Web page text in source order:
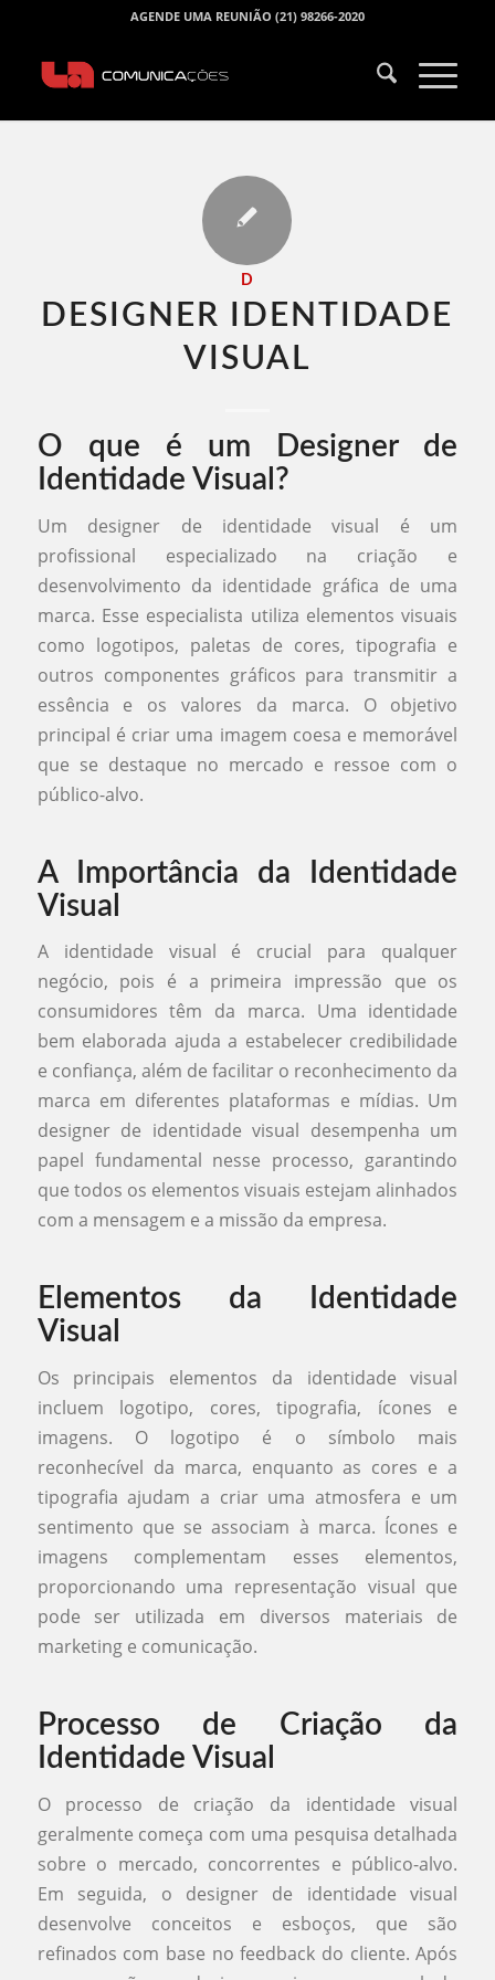
AGENDE UMA REUNIÃO (21) 98266-2020
D
DESIGNER IDENTIDADE
VISUAL​
O que é um Designer de
Identidade Visual?
Um designer de identidade visual é um
profissional especializado na criação e
desenvolvimento da identidade gráfica de uma
marca. Esse especialista utiliza elementos visuais
como logotipos, paletas de cores, tipografia e
outros componentes gráficos para transmitir a
essência e os valores da marca. O objetivo
principal é criar uma imagem coesa e memorável
que se destaque no mercado e ressoe com o
público-alvo.
A Importância da Identidade
Visual
A identidade visual é crucial para qualquer
negócio, pois é a primeira impressão que os
consumidores têm da marca. Uma identidade
bem elaborada ajuda a estabelecer credibilidade
e confiança, além de facilitar o reconhecimento da
marca em diferentes plataformas e mídias. Um
designer de identidade visual desempenha um
papel fundamental nesse processo, garantindo
que todos os elementos visuais estejam alinhados
com a mensagem e a missão da empresa.
Elementos da Identidade
Visual
Os principais elementos da identidade visual
incluem logotipo, cores, tipografia, ícones e
imagens. O logotipo é o símbolo mais
reconhecível da marca, enquanto as cores e a
tipografia ajudam a criar uma atmosfera e um
sentimento que se associam à marca. Ícones e
imagens complementam esses elementos,
proporcionando uma representação visual que
pode ser utilizada em diversos materiais de
marketing e comunicação.
Processo de Criação da
Identidade Visual
O processo de criação da identidade visual
geralmente começa com uma pesquisa detalhada
sobre o mercado, concorrentes e público-alvo.
Em seguida, o designer de identidade visual
desenvolve conceitos e esboços, que são
refinados com base no feedback do cliente. Após